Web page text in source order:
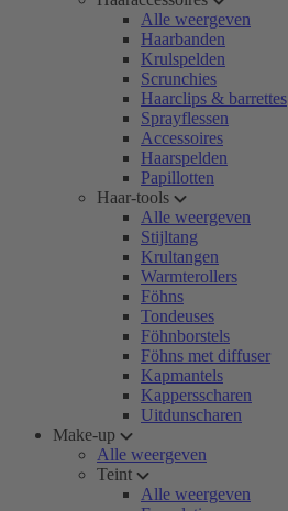
Alle weergeven
Haarbanden
Krulspelden
Scrunchies
Haarclips & barrettes
Sprayflessen
Accessoires
Haarspelden
Papillotten
Haar-tools
Alle weergeven
Stijltang
Krultangen
Warmterollers
Föhns
Tondeuses
Föhnborstels
Föhns met diffuser
Kapmantels
Kappersscharen
Uitdunscharen
Make-up
Alle weergeven
Teint
Alle weergeven